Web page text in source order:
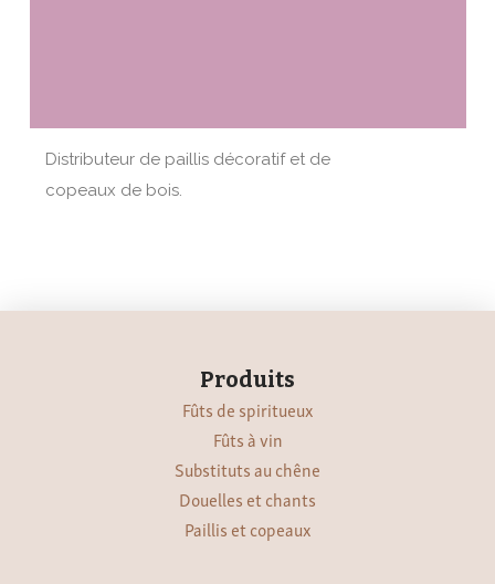
Distributeur de paillis décoratif et de
copeaux de bois.
Produits
Fûts de spiritueux
Fûts à vin
Substituts au chêne
Douelles et chants
Paillis et copeaux